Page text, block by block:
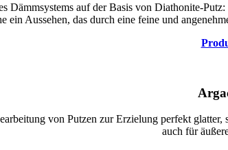
Dämmsystems auf der Basis von Diathonite-
ein Aussehen, das durch eine feine und
von Putzen zur Erzielung perfekt
auch für